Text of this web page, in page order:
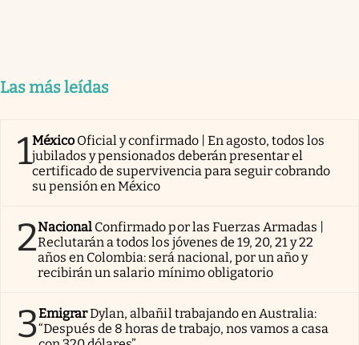
Las más leídas
1México Oficial y confirmado | En agosto, todos los
jubilados y pensionados deberán presentar el
certificado de supervivencia para seguir cobrando
su pensión en México
2Nacional Confirmado por las Fuerzas Armadas |
Reclutarán a todos los jóvenes de 19, 20, 21 y 22
años en Colombia: será nacional, por un año y
recibirán un salario mínimo obligatorio
3EmigrarDylan, albañil trabajando en Australia:
“Después de 8 horas de trabajo, nos vamos a casa